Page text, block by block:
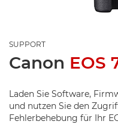
SUPPORT
Canon EOS
Laden Sie Software,
und nutzen Sie den
Fehlerbehebung für Ihr